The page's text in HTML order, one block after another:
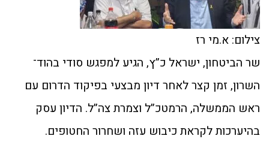
צילום: א.מי רז
שר הביטחון, ישראל כ”ץ, הגיע למפגש סודי בהוד־
השרון, זמן קצר לאחר דיון מבצעי בפיקוד הדרום עם
ראש הממשלה, הרמטכ”ל וצמרת צה”ל. הדיון עסק
בהיערכות לקראת כיבוש עזה ושחרור החטופים.